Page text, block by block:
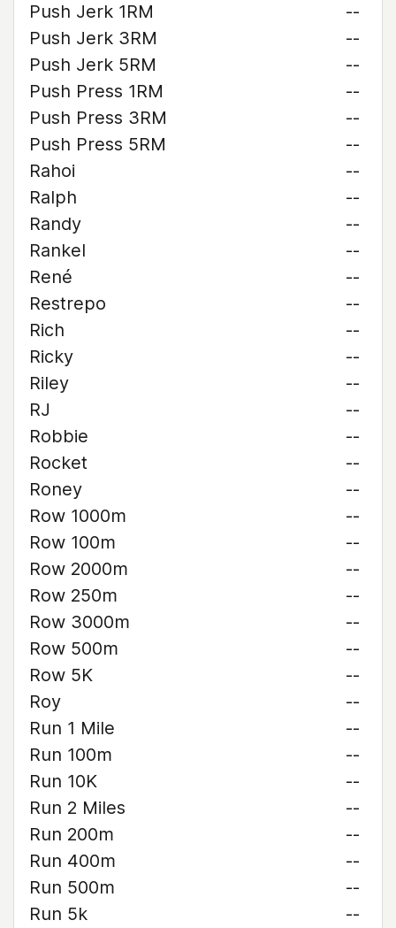
Push Jerk 1RM
--
Push Jerk 3RM
--
Push Jerk 5RM
--
Push Press 1RM
--
Push Press 3RM
--
Push Press 5RM
--
Rahoi
--
Ralph
--
Randy
--
Rankel
--
René
--
Restrepo
--
Rich
--
Ricky
--
Riley
--
RJ
--
Robbie
--
Rocket
--
Roney
--
Row 1000m
--
Row 100m
--
Row 2000m
--
Row 250m
--
Row 3000m
--
Row 500m
--
Row 5K
--
Roy
--
Run 1 Mile
--
Run 100m
--
Run 10K
--
Run 2 Miles
--
Run 200m
--
Run 400m
--
Run 500m
--
Run 5k
--